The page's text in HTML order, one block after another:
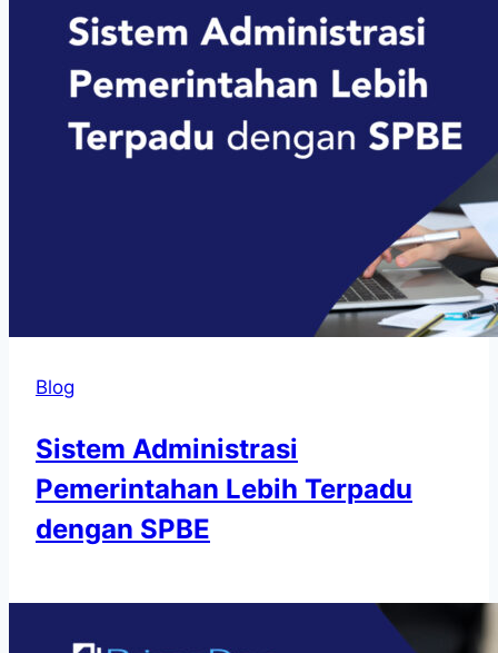
Blog
Sistem Administrasi
Pemerintahan Lebih Terpadu
dengan SPBE